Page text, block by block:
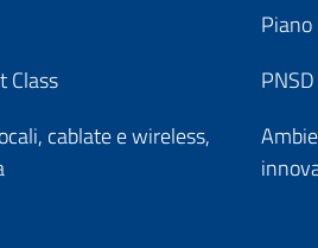
Class
cablate e wireless,
PNSD